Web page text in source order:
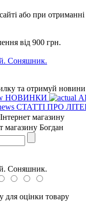
або при отриманні
від 900 грн.
Соняшник.
та отримуй
НОВИНКИ
СТАТТІ ПРО
магазину
магазину Богдан
Соняшник.
для оцінки товару